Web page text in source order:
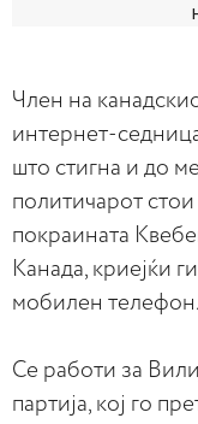
Член на
интернет-
што стигна и до
политичарот
покраината
Канада, криејќи
мобилен телефон.
Се работи за
партија, кој го